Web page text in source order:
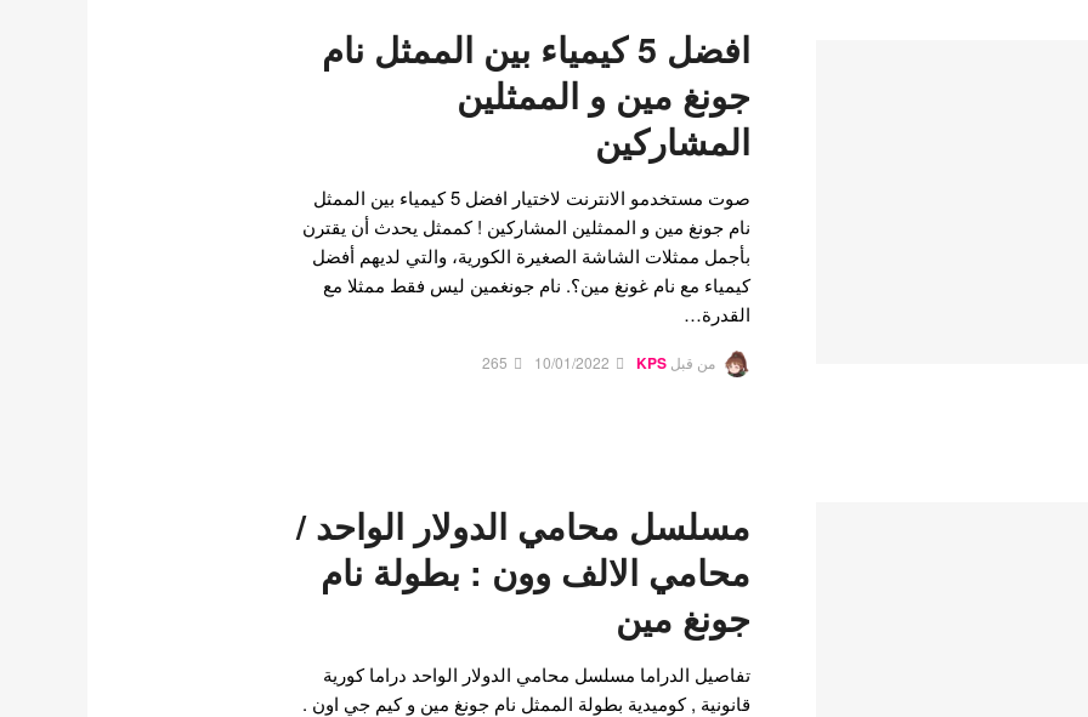
افضل 5 كيمياء بين الممثل نام
جونغ مين و الممثلين
المشاركين
صوت مستخدمو الانترنت لاختيار افضل 5 كيمياء بين الممثل
نام جونغ مين و الممثلين المشاركين ! كممثل يحدث أن يقترن
بأجمل ممثلات الشاشة الصغيرة الكورية، والتي لديهم أفضل
كيمياء مع نام غونغ مين؟. نام جونغمين ليس فقط ممثلا مع
القدرة…
من قبل KPS
10/01/2022
265
مسلسل محامي الدولار الواحد /
محامي الالف وون : بطولة نام
جونغ مين
تفاصيل الدراما مسلسل محامي الدولار الواحد دراما كورية
قانونية , كوميدية بطولة الممثل نام جونغ مين و كيم جي اون .